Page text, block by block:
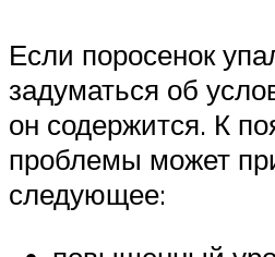
Если поросенок
задуматься об
он содержится. К
проблемы может
следующее: